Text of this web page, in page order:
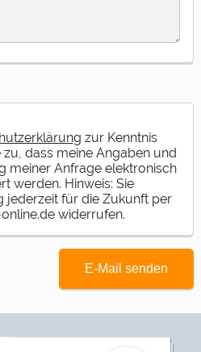
zur Kenntnis
dass meine Angaben und
meiner Anfrage elektronisch
werden. Hinweis: Sie
jederzeit für die Zukunft per
widerrufen.
E-Mail senden